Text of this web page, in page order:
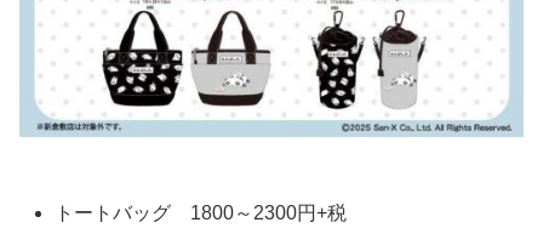
トートバッグ 1800～2300円+税